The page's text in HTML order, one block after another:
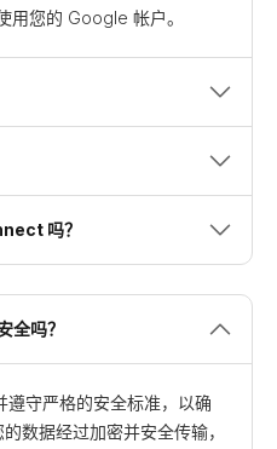
用您的 Google 帐户。
吗？
吗？
遵守严格的安全标准，以确
数据经过加密并安全传输，